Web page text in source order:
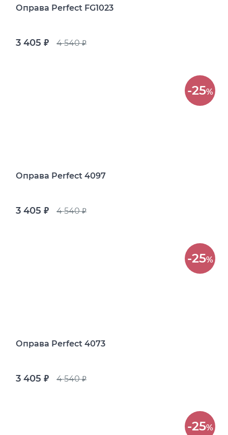
Оправа Perfect FG1023
3 405 руб. 4 540руб.
-25%
Оправа Perfect 4097
3 405 руб. 4 540руб.
-25%
Оправа Perfect 4073
3 405 руб. 4 540руб.
-25%